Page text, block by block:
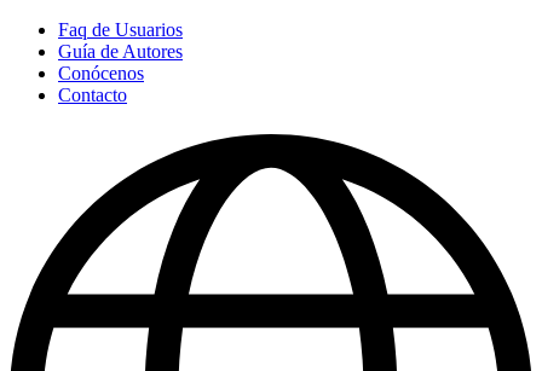
Faq de Usuarios
Guía de Autores
Conócenos
Contacto